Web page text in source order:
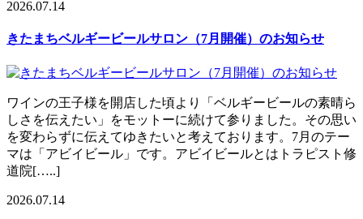
2026.07.14
きたまちベルギービールサロン（7月開催）のお知らせ
ワインの王子様を開店した頃より「ベルギービールの素晴ら
しさを伝えたい」をモットーに続けて参りました。その思い
を変わらずに伝えてゆきたいと考えております。7月のテー
マは「アビイビール」です。アビイビールとはトラピスト修
道院[…..]
2026.07.14